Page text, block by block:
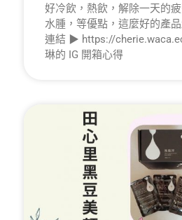
好冷飲，熱飲，解除一天的
水腫，等優點，這麼好的產
連結 ▶ https://
琳的 IG 開箱心得